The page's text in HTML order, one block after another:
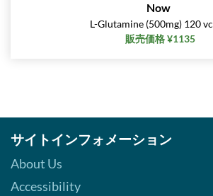
Now
L-Glutamine (500mg) 120
販売価格 ¥1135
サイトインフォメーション
About Us
Accessibility